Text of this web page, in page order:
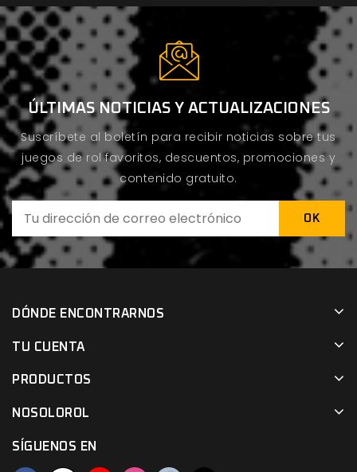
ÚLTIMAS NOTICIAS Y ACTUALIZACIONES
Suscríbete al boletín para recibir noticias sobre tus
juegos de rol favoritos, descuentos, promociones y
contenido gratuito.
DÓNDE ENCONTRARNOS
TU CUENTA
PRODUCTOS
NOSOLOROL
SÍGUENOS EN